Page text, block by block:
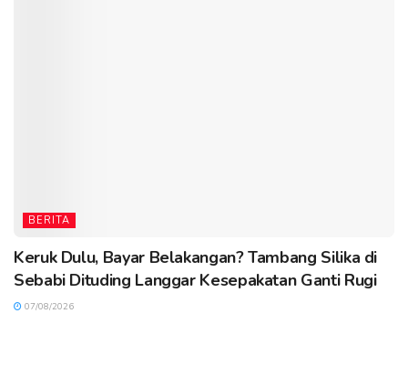
BERITA
Keruk Dulu, Bayar Belakangan? Tambang Silika di
Sebabi Dituding Langgar Kesepakatan Ganti Rugi
07/08/2026